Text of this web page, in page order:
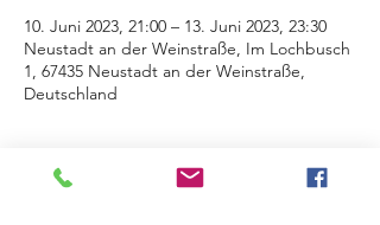
10. Juni 2023, 21:00 – 13. Juni 2023, 23:30
Neustadt an der Weinstraße, Im Lochbusch
1, 67435 Neustadt an der Weinstraße,
Deutschland